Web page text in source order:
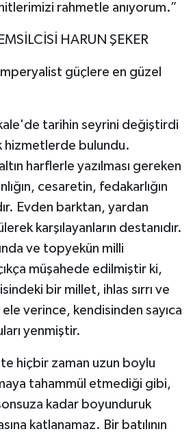
rahmetle anıyorum.”
HARUN ŞEKER
güçlere en güzel
tarihin seyrini değiştirdi
hizmetlerde bulundu.
harflerle yazılması gereken
cesaretin, fedakarlığın
Evden barktan, yardan
karşılayanların destanıdır.
ve topyekün milli
müşahede edilmiştir ki,
bir millet, ihlas sırrı ve
verince, kendisinden sayıca
yenmiştir.
hiçbir zaman uzun boylu
tahammül etmediği gibi,
kadar boyunduruk
katlanamaz. Bir batılının